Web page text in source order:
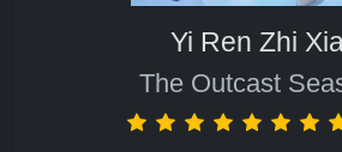
Yi Ren Zhi
The Outcast